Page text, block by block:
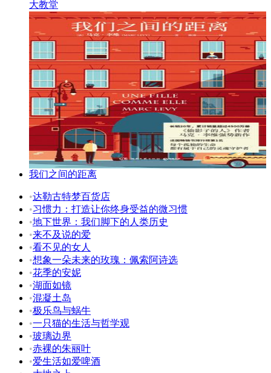
大教堂
我们之间的距离
•达勒古特梦百货店
•习惯力：打造让你终身受益的微习惯
•地下世界：我们脚下的人类历史
•来不及说的爱
•看不见的女人
•想象一朵未来的玫瑰：佩索阿诗选
•花季的安妮
•湖面如镜
•混凝土岛
•极乐鸟与蜗牛
•一只猫的生活与哲学观
•玻璃边界
•赤裸的朱丽叶
•爱生活如爱啤酒